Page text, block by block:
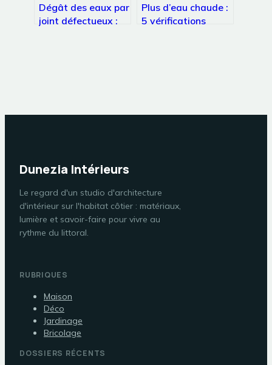
Dégât des eaux par
joint défectueux :
Plus d’eau chaude :
5 vérifications
Dunezia Intérieurs
Le regard d'un studio d'architecture
d'intérieur sur l'habitat côtier : matériaux,
lumière et savoir-faire pour vivre au
rythme du littoral.
RUBRIQUES
Maison
Déco
Jardinage
Bricolage
DOSSIERS RÉCENTS